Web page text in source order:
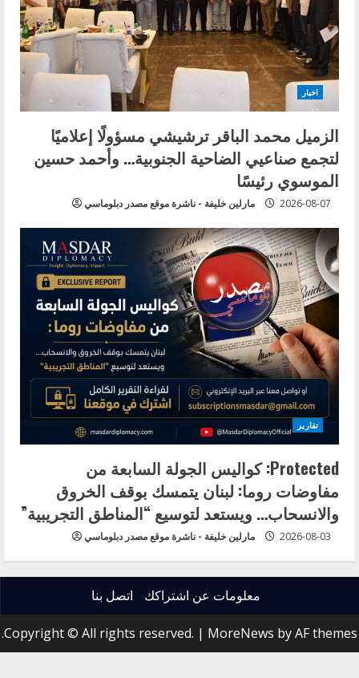
اخبار
الزميل محمد الباقر ترشيشي مسؤولًا إعلاميًا
لتجمع صناعيي الضاحية الجنوبية… وأحمد حسين
الموسوي رئيسًا
مارلين خليفة - ناشرة موقع مصدر دبلوماسي 2026-08-07
تقارير
Protected: كواليس الجولة السابعة من
مفاوضات روما: لبنان يتمسك بوقف الخروق
والانسحاب… ويستعد لتوسيع “المناطق التجريبية”
مارلين خليفة - ناشرة موقع مصدر دبلوماسي 2026-08-03
معلومات عن اشتراكك اتصل بنا
Copyright © All rights reserved. |MoreNews by AF